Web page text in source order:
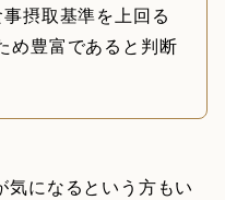
摂取基準を上回る
め豊富であると判断
気になるという方もい